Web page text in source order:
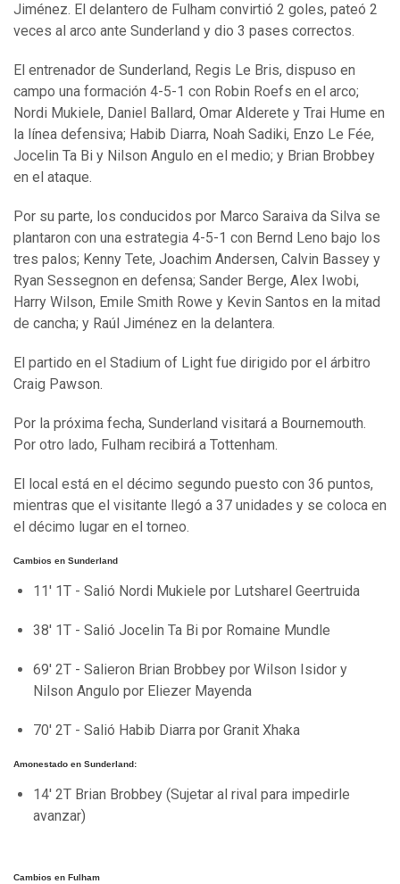
Jiménez. El delantero de Fulham convirtió 2 goles, pateó 2
veces al arco ante Sunderland y dio 3 pases correctos.
El entrenador de Sunderland, Regis Le Bris, dispuso en
campo una formación 4-5-1 con Robin Roefs en el arco;
Nordi Mukiele, Daniel Ballard, Omar Alderete y Trai Hume en
la línea defensiva; Habib Diarra, Noah Sadiki, Enzo Le Fée,
Jocelin Ta Bi y Nilson Angulo en el medio; y Brian Brobbey
en el ataque.
Por su parte, los conducidos por Marco Saraiva da Silva se
plantaron con una estrategia 4-5-1 con Bernd Leno bajo los
tres palos; Kenny Tete, Joachim Andersen, Calvin Bassey y
Ryan Sessegnon en defensa; Sander Berge, Alex Iwobi,
Harry Wilson, Emile Smith Rowe y Kevin Santos en la mitad
de cancha; y Raúl Jiménez en la delantera.
El partido en el Stadium of Light fue dirigido por el árbitro
Craig Pawson.
Por la próxima fecha, Sunderland visitará a Bournemouth.
Por otro lado, Fulham recibirá a Tottenham.
El local está en el décimo segundo puesto con 36 puntos,
mientras que el visitante llegó a 37 unidades y se coloca en
el décimo lugar en el torneo.
Cambios en Sunderland
11' 1T - Salió Nordi Mukiele por Lutsharel Geertruida
38' 1T - Salió Jocelin Ta Bi por Romaine Mundle
69' 2T - Salieron Brian Brobbey por Wilson Isidor y
Nilson Angulo por Eliezer Mayenda
70' 2T - Salió Habib Diarra por Granit Xhaka
Amonestado en Sunderland:
14' 2T Brian Brobbey (Sujetar al rival para impedirle
avanzar)
Cambios en Fulham